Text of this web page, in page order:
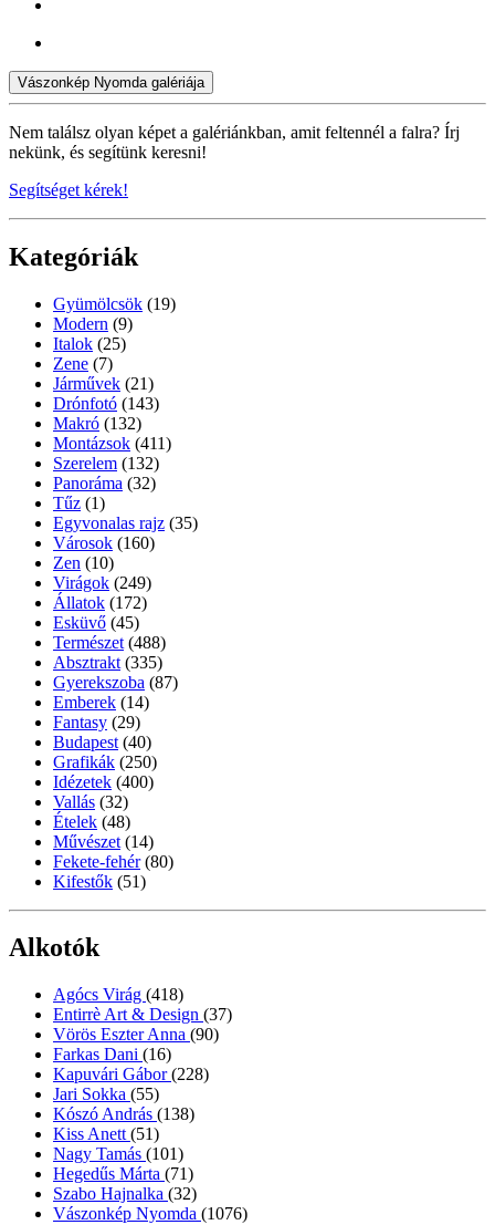
Vászonkép Nyomda galériája
Nem találsz olyan képet a galériánkban, amit feltennél a falra? Írj
nekünk, és segítünk keresni!
Segítséget kérek!
Kategóriák
Gyümölcsök (19)
Modern (9)
Italok (25)
Zene (7)
Járművek (21)
Drónfotó (143)
Makró (132)
Montázsok (411)
Szerelem (132)
Panoráma (32)
Tűz (1)
Egyvonalas rajz (35)
Városok (160)
Zen (10)
Virágok (249)
Állatok (172)
Esküvő (45)
Természet (488)
Absztrakt (335)
Gyerekszoba (87)
Emberek (14)
Fantasy (29)
Budapest (40)
Grafikák (250)
Idézetek (400)
Vallás (32)
Ételek (48)
Művészet (14)
Fekete-fehér (80)
Kifestők (51)
Alkotók
Agócs Virág (418)
Entirrè Art & Design (37)
Vörös Eszter Anna (90)
Farkas Dani (16)
Kapuvári Gábor(228)
Jari Sokka (55)
Kószó András (138)
Kiss Anett (51)
Nagy Tamás (101)
Hegedűs Márta (71)
Szabo Hajnalka (32)
Vászonkép Nyomda (1076)